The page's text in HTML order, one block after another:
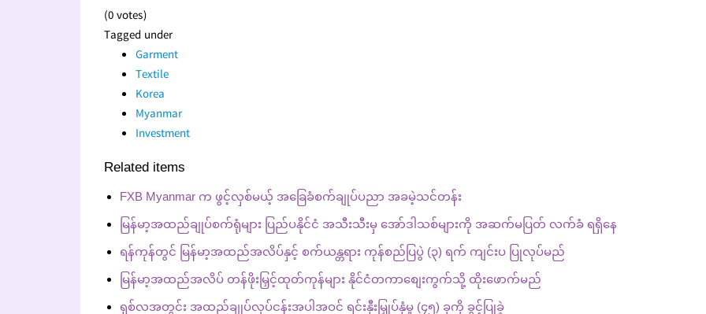
(0 votes)
Tagged under
Garment
Textile
Korea
Myanmar
Investment
Related items
FXB Myanmar က ဖွင့်လှစ်မယ့် အခြေခံစက်ချုပ်ပညာ အခမဲ့သင်တန်း
မြန်မာ့အထည်ချုပ်စက်ရုံများ ပြည်ပနိုင်ငံ အသီးသီးမှ အော်ဒါသစ်များကို အဆက်မပြတ် လက်ခံ ရရှိနေ
ရန်ကုန်တွင် မြန်မာ့အထည်အလိပ်နှင့် စက်ယန္တရား ကုန်စည်ပြပွဲ (၃) ရက် ကျင်းပ ပြုလုပ်မည်
မြန်မာ့အထည်အလိပ် တန်ဖိုးမြှင့်ထုတ်ကုန်များ နိုင်ငံတကာစျေးကွက်သို့ ထိုးဖောက်မည်
ရှစ်လအတွင်း အထည်ချုပ်လုပ်ငန်းအပါအဝင် ရင်းနှီးမြှုပ်နှံမှု (၄၅) ခုကို ခွင့်ပြုခဲ့